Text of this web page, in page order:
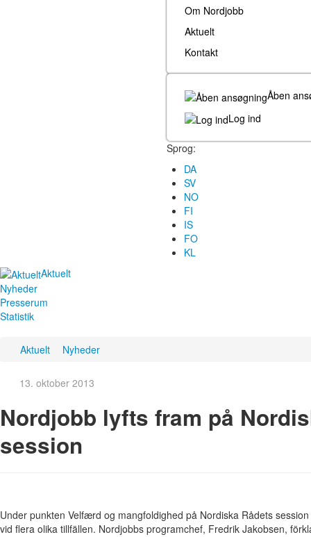
Om Nordjobb
Aktuelt
Kontakt
Åben
Log ind
Sprog:
DA
SV
NO
FI
IS
FO
KL
Aktuelt
Nyheder
Presserum
Statistik
Aktuelt Nyheder
13. oktober 2013
Nordjobb lyfts fram på
session
Under punkten Velfærd og mangfoldighed på Nordiska Rådets
vid flera olika tillfällen. Nordjobbs programchef, Fredrik Jakobsen,